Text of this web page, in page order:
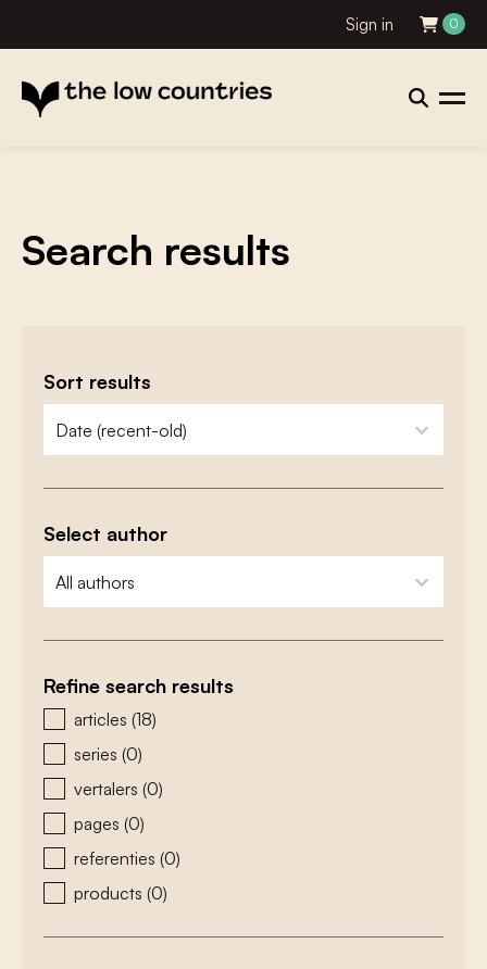
Sign in 0
Search results
Sort results
zoeken - sorteer
sort content
Select author
zoeken - auteurs
select content
Refine search results
zoeken - type
articles (18)
series (0)
vertalers (0)
pages (0)
referenties (0)
products (0)